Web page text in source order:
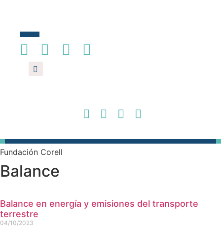
contenido
Fundación Corell
Balance
Balance en energía y emisiones del transporte
terrestre
04/10/2023